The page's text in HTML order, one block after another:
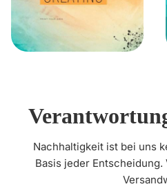
Nachhaltigkeit ist bei uns
Basis jeder Entscheidung.